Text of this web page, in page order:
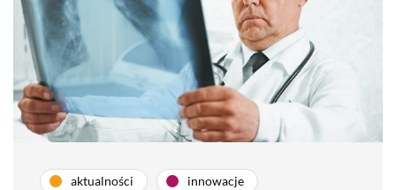
aktualności
innowacje